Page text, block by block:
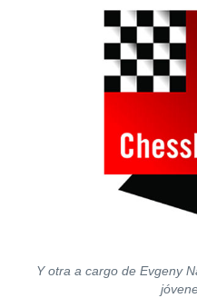
Y otra a cargo de Evgeny